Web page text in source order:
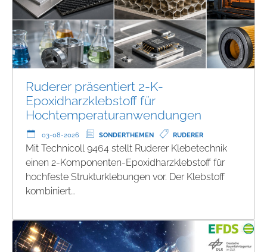
Ruderer präsentiert 2-K-
Epoxidharzklebstoff für
Hochtemperaturanwendungen
03-08-2026 SONDERTHEMEN RUDERER
Mit Technicoll 9464 stellt Ruderer Klebetechnik
einen 2-Komponenten-Epoxidharzklebstoff für
hochfeste Strukturklebungen vor. Der Klebstoff
kombiniert…